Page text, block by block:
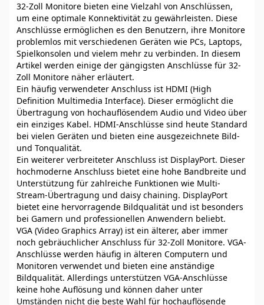
32-Zoll Monitore bieten eine Vielzahl von Anschlüssen,
um eine optimale Konnektivität zu gewährleisten. Diese
Anschlüsse ermöglichen es den Benutzern, ihre Monitore
problemlos mit verschiedenen Geräten wie PCs, Laptops,
Spielkonsolen und vielem mehr zu verbinden. In diesem
Artikel werden einige der gängigsten Anschlüsse für 32-
Zoll Monitore näher erläutert.
Ein häufig verwendeter Anschluss ist HDMI (High
Definition Multimedia Interface). Dieser ermöglicht die
Übertragung von hochauflösendem Audio und Video über
ein einziges Kabel. HDMI-Anschlüsse sind heute Standard
bei vielen Geräten und bieten eine ausgezeichnete Bild-
und Tonqualität.
Ein weiterer verbreiteter Anschluss ist DisplayPort. Dieser
hochmoderne Anschluss bietet eine hohe Bandbreite und
Unterstützung für zahlreiche Funktionen wie Multi-
Stream-Übertragung und daisy chaining. DisplayPort
bietet eine hervorragende Bildqualität und ist besonders
bei Gamern und professionellen Anwendern beliebt.
VGA (Video Graphics Array) ist ein älterer, aber immer
noch gebräuchlicher Anschluss für 32-Zoll Monitore. VGA-
Anschlüsse werden häufig in älteren Computern und
Monitoren verwendet und bieten eine anständige
Bildqualität. Allerdings unterstützen VGA-Anschlüsse
keine hohe Auflösung und können daher unter
Umständen nicht die beste Wahl für hochauflösende